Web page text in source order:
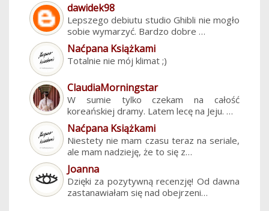
dawidek98
Lepszego debiutu studio Ghibli nie mogło
sobie wymarzyć. Bardzo dobre …
Naćpana Książkami
Totalnie nie mój klimat ;)
ClaudiaMorningstar
W sumie tylko czekam na całość
koreańskiej dramy. Latem lecę na Jeju. …
Naćpana Książkami
Niestety nie mam czasu teraz na seriale,
ale mam nadzieję, że to się z…
Joanna
Dzięki za pozytywną recenzję! Od dawna
zastanawiałam się nad obejrzeni…